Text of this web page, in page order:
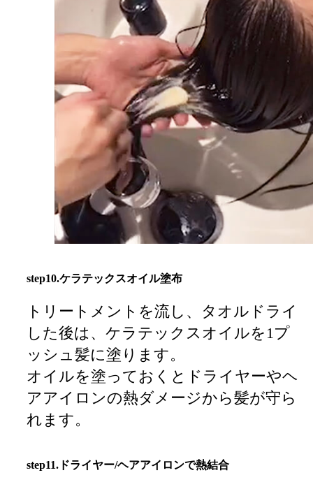
step10.ケラテックスオイル塗布
トリートメントを流し、タオルドライ
した後は、ケラテックスオイルを1プ
ッシュ髪に塗ります。
オイルを塗っておくとドライヤーやヘ
アアイロンの熱ダメージから髪が守ら
れます。
step11.ドライヤー/ヘアアイロンで熱結合